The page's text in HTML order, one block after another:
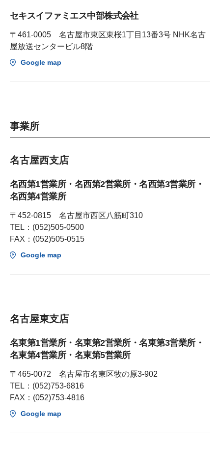
セキスイファミエス中部株式会社
〒461-0005 名古屋市東区東桜1丁目13番3号 NHK名古
屋放送センタービル8階
Google map
事業所
名古屋西支店
名西第1営業所・名西第2営業所・名西第3営業所・
名西第4営業所
〒452-0815 名古屋市西区八筋町310
TEL：(052)505-0500
FAX：(052)505-0515
Google map
名古屋東支店
名東第1営業所・名東第2営業所・名東第3営業所・
名東第4営業所・名東第5営業所
〒465-0072 名古屋市名東区牧の原3-902
TEL：(052)753-6816
FAX：(052)753-4816
Google map